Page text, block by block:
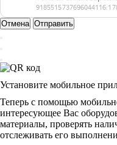
Отмена Отправить
Установите мобильное
Теперь с помощью
интересующее Вас
материалы, проверять
отслеживать его